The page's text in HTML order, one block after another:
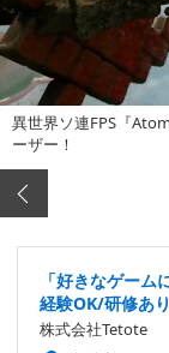
異世界ソ連FPS『
ーザー！
「好きなゲー
経験OK/研修あ
株式会社Tetote